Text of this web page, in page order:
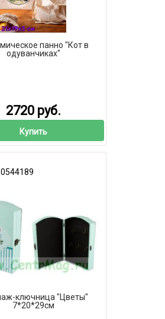
панно "Кот в
одуванчиках"
2720 руб.
Купить
ключница "Цветы"
7*20*29см